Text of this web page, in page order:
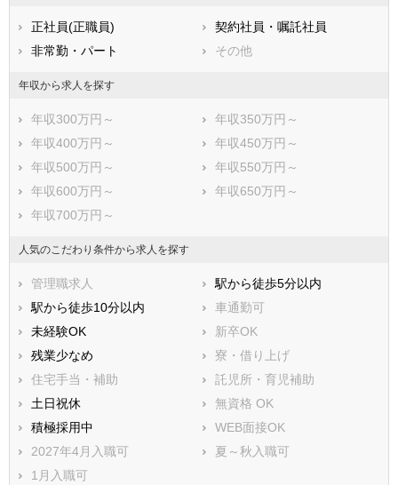
正社員(正職員)
契約社員・嘱託社員
非常勤・パート
その他
年収から求人を探す
年収300万円～
年収350万円～
年収400万円～
年収450万円～
年収500万円～
年収550万円～
年収600万円～
年収650万円～
年収700万円～
人気のこだわり条件から求人を探す
管理職求人
駅から徒歩5分以内
駅から徒歩10分以内
車通勤可
未経験OK
新卒OK
残業少なめ
寮・借り上げ
住宅手当・補助
託児所・育児補助
土日祝休
無資格 OK
積極採用中
WEB面接OK
2027年4月入職可
夏～秋入職可
1月入職可